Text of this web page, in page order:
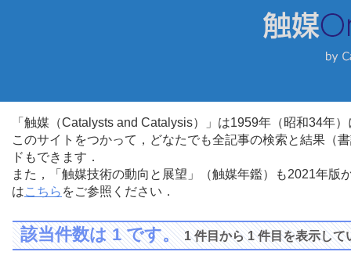
「触媒（Catalysts and Catalysis）」は1959年（昭和34年
このサイトをつかって，どなたでも全記事の検索と結果（
ドもできます．
また，「触媒技術の動向と展望」（触媒年鑑）も2021年
はこちら をご参照ください．
該当件数は 1 です。1 件目から 1 件目を表示して